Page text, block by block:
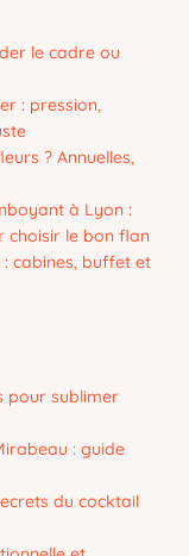
le cadre ou
: pression,
? Annuelles,
à Lyon :
choisir le bon flan
: cabines, buffet et
pour sublimer
: guide
du cocktail